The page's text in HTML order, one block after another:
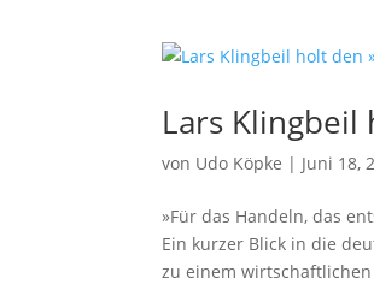
Lars
von Udo Köpke | Juni 18,
»Für das Handeln, das
Ein kurzer Blick in die
zu einem